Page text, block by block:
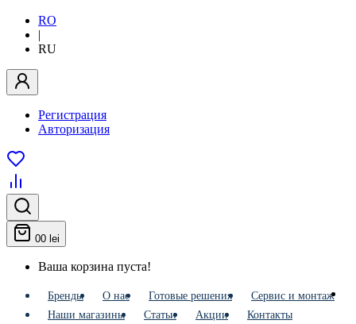
RO
|
RU
Регистрация
Авторизация
00 lei
Ваша корзина пуста!
Бренды О нас Готовые решения
Сервис и монтаж
Наши магазины
Статьи Акции Контакты